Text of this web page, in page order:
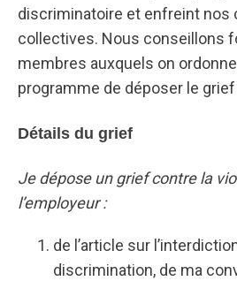
discriminatoire et enfreint nos
collectives. Nous conseillons
membres auxquels on
programme de déposer le
Détails du grief
Je dépose un grief contre la
l’employeur :
de l’article sur
discrimination, de ma